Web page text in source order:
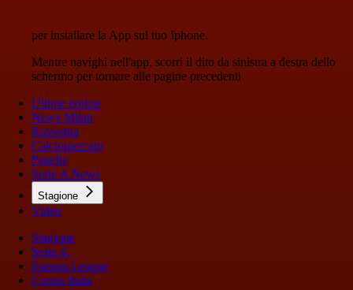
per installare la App sul tuo Iphone.
Mentre navighi nell'app, scorri il dito da sinistra a destra dello
schermo per tornare alle pagine precedenti
Ultime notizie
News Milan
Rassegna
Calciomercato
Pagelle
Serie A News
Stagione
Video
Stagione
Serie A
Europa League
Coppa Italia